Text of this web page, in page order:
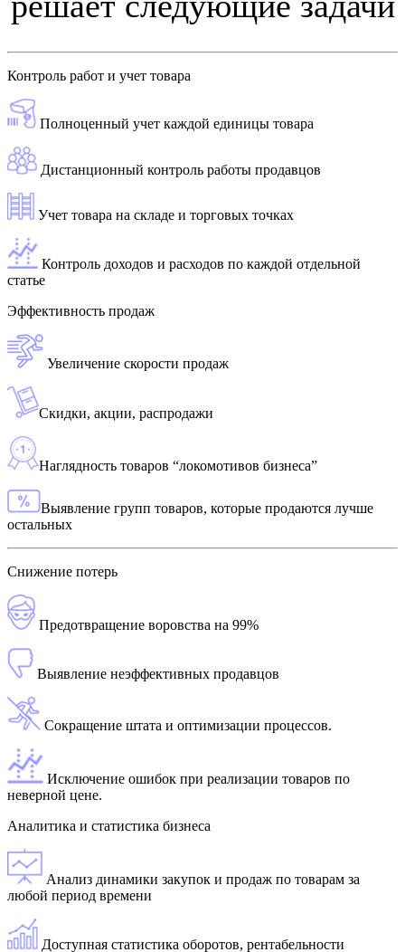
Контроль работ и учет товара
Полноценный учет каждой единицы товара
Дистанционный контроль работы продавцов
Учет товара на складе и торговых точках
Контроль доходов и расходов по каждой отдельной
статье
Эффективность продаж
Увеличение скорости продаж
Скидки, акции, распродажи
Наглядность товаров “локомотивов бизнеса”
Выявление групп товаров, которые продаются лучше
остальных
Снижение потерь
Предотвращение воровства на 99%
Выявление неэффективных продавцов
Сокращение штата и оптимизации процессов.
Исключение ошибок при реализации товаров по
неверной цене.
Аналитика и статистика бизнеса
Анализ динамики закупок и продаж по товарам за
любой период времени
Доступная статистика оборотов, рентабельности